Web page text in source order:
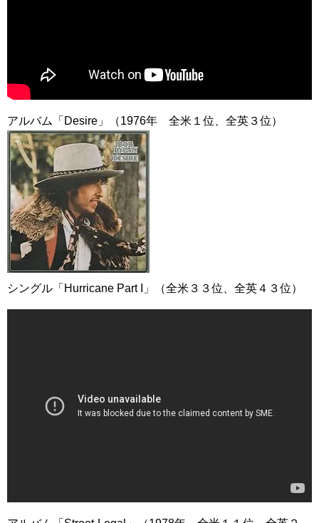
アルバム「Desire」（1976年 全米１位、全英３位）
シングル「Hurricane Part I」（全米３３位、全英４３位）